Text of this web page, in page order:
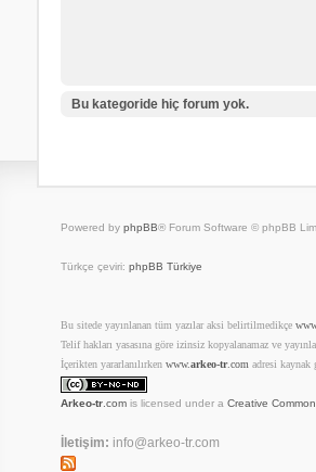
Bu kategoride hiç forum yok.
Powered by phpBB® Forum Software © phpBB
Türkçe çeviri: phpBB Türkiye
Bu sitede yayınlanan tüm yazılar aksi belirtilmedikçe
Telif hakları yasasına göre izinsiz kopyalanamaz ve
İçerikten yararlanılırken www.arkeo-tr.com adresi kaynak
Arkeo-tr.comis licensed under a Creative
İletişim: info@arkeo-tr.com